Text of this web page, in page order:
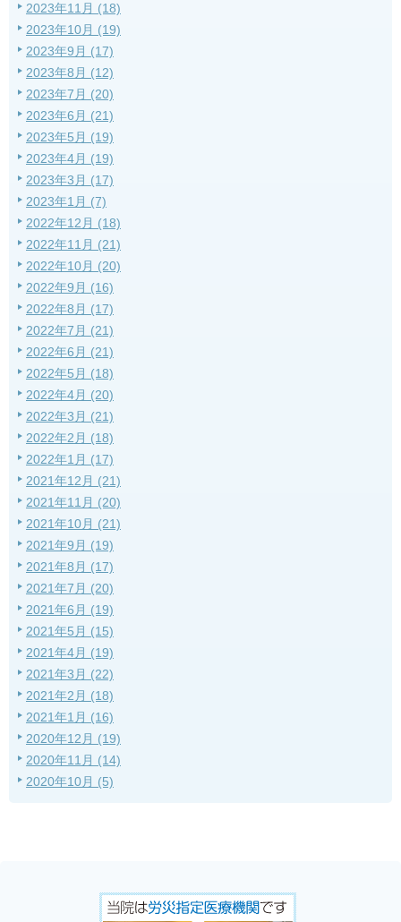
2023年11月 (18)
2023年10月 (19)
2023年9月 (17)
2023年8月 (12)
2023年7月 (20)
2023年6月 (21)
2023年5月 (19)
2023年4月 (19)
2023年3月 (17)
2023年1月 (7)
2022年12月 (18)
2022年11月 (21)
2022年10月 (20)
2022年9月 (16)
2022年8月 (17)
2022年7月 (21)
2022年6月 (21)
2022年5月 (18)
2022年4月 (20)
2022年3月 (21)
2022年2月 (18)
2022年1月 (17)
2021年12月 (21)
2021年11月 (20)
2021年10月 (21)
2021年9月 (19)
2021年8月 (17)
2021年7月 (20)
2021年6月 (19)
2021年5月 (15)
2021年4月 (19)
2021年3月 (22)
2021年2月 (18)
2021年1月 (16)
2020年12月 (19)
2020年11月 (14)
2020年10月 (5)